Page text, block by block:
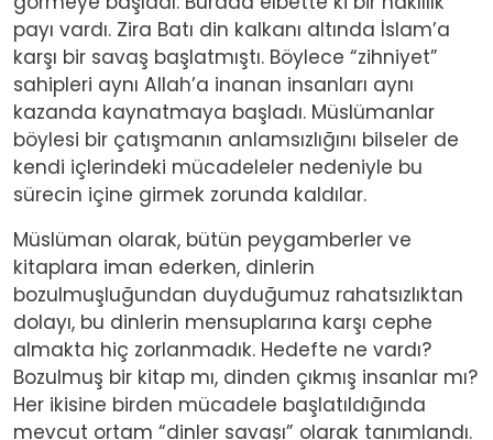
payı vardı. Zira Batı din kalkanı altında İslam’a
karşı bir savaş başlatmıştı. Böylece “zihniyet”
sahipleri aynı Allah’a inanan insanları aynı
kazanda kaynatmaya başladı. Müslümanlar
böylesi bir çatışmanın anlamsızlığını bilseler de
kendi içlerindeki mücadeleler nedeniyle bu
sürecin içine girmek zorunda kaldılar.
Müslüman olarak, bütün peygamberler ve
kitaplara iman ederken, dinlerin
bozulmuşluğundan duyduğumuz rahatsızlıktan
dolayı, bu dinlerin mensuplarına karşı cephe
almakta hiç zorlanmadık. Hedefte ne vardı?
Bozulmuş bir kitap mı, dinden çıkmış insanlar mı?
Her ikisine birden mücadele başlatıldığında
mevcut ortam “dinler savaşı” olarak tanımlandı.